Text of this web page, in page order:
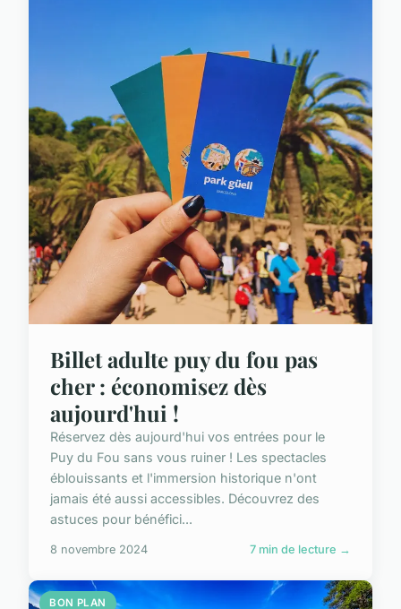
Billet adulte puy du fou pas
cher : économisez dès
aujourd'hui !
Réservez dès aujourd'hui vos entrées pour le
Puy du Fou sans vous ruiner ! Les spectacles
éblouissants et l'immersion historique n'ont
jamais été aussi accessibles. Découvrez des
astuces pour bénéfici...
8 novembre 2024 7 min de lecture →
BON PLAN